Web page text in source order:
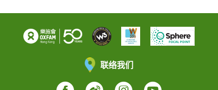
联络我们